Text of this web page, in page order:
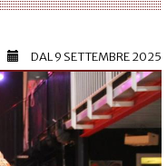
DAL9 SETTEMBRE 2025